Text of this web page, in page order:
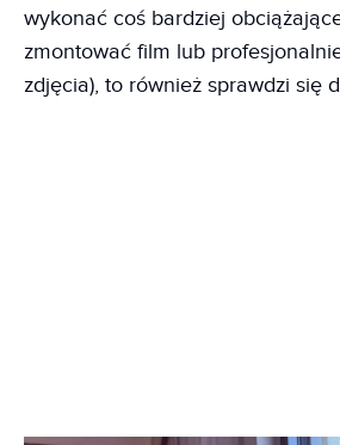
wykonać coś bardziej
zmontować film lub
zdjęcia), to również sprawdzi się